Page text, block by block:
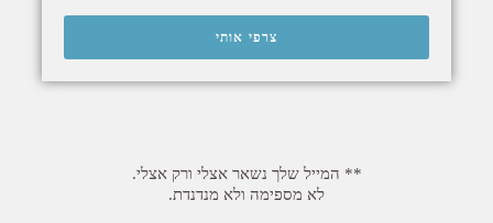
צרפי אותי
** המייל שלך נשאר אצלי ורק אצלי.
לא מספימה ולא מנדנדת.